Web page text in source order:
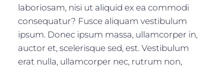
laboriosam, nisi ut aliquid ex ea commodi
consequatur? Fusce aliquam vestibulum
ipsum. Donec ipsum massa, ullamcorper in,
auctor et, scelerisque sed, est. Vestibulum
erat nulla, ullamcorper nec, rutrum non,